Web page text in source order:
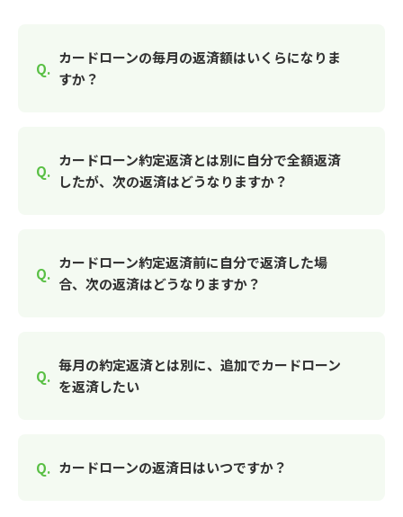
カードローンの毎月の返済額はいくらになりま
すか？
カードローン約定返済とは別に自分で全額返済
したが、次の返済はどうなりますか？
カードローン約定返済前に自分で返済した場
合、次の返済はどうなりますか？
毎月の約定返済とは別に、追加でカードローン
を返済したい
カードローンの返済日はいつですか？